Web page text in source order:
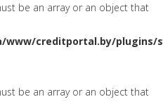
be an array or an object that
creditportal.by/plugins/
be an array or an object that